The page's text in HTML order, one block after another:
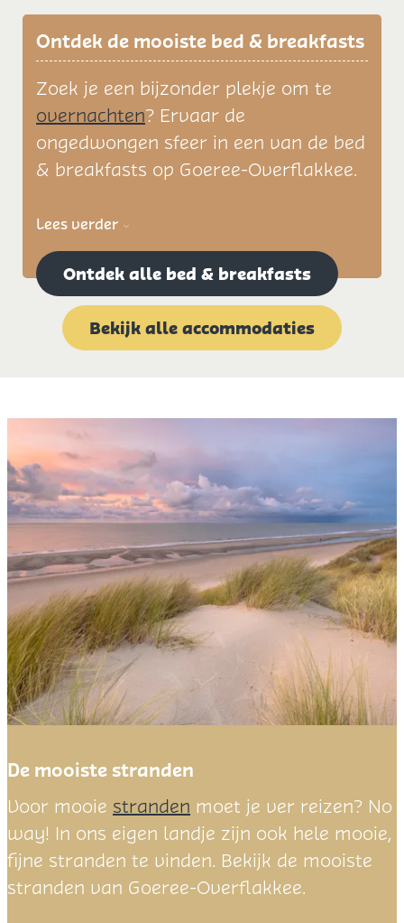
Ontdek de mooiste bed & breakfasts
Zoek je een bijzonder plekje om te
overnachten? Ervaar de
ongedwongen sfeer in een van de bed
& breakfasts op Goeree-Overflakkee.
Lees verder
Ontdek alle bed & breakfasts
Bekijk alle accommodaties
De mooiste stranden
D
e
m
o
Voor mooie stranden moet je ver reizen? No
way! In ons eigen landje zijn ook hele mooie,
fijne stranden te vinden. Bekijk de mooiste
stranden van Goeree-Overflakkee.